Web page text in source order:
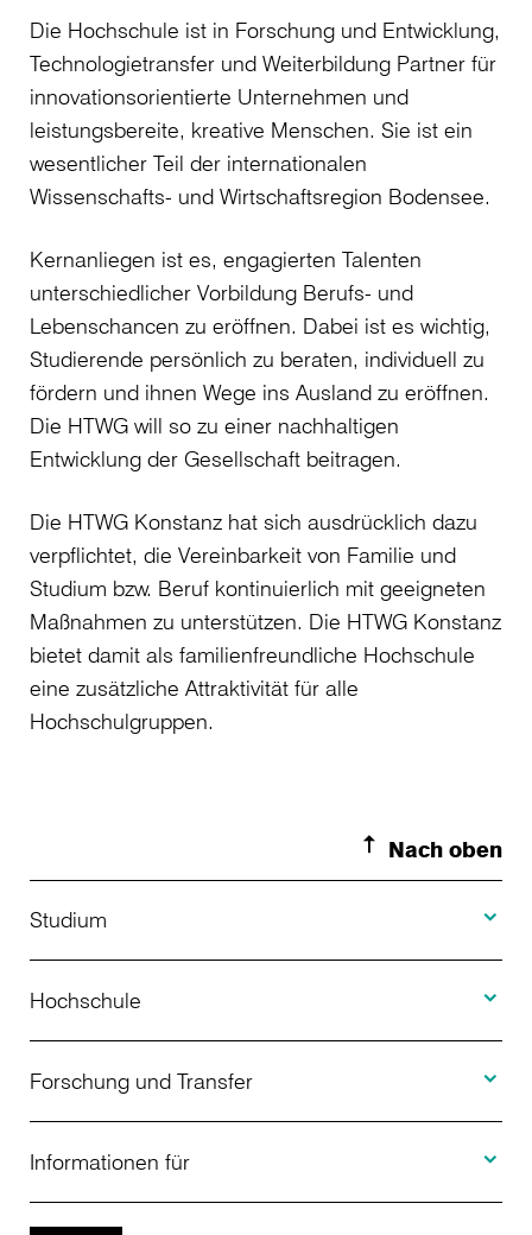
Die Hochschule ist in Forschung und Entwicklung,
Technologietransfer und Weiterbildung Partner für
innovationsorientierte Unternehmen und
leistungsbereite, kreative Menschen. Sie ist ein
wesentlicher Teil der internationalen
Wissenschafts- und Wirtschaftsregion Bodensee.
Kernanliegen ist es, engagierten Talenten
unterschiedlicher Vorbildung Berufs- und
Lebenschancen zu eröffnen. Dabei ist es wichtig,
Studierende persönlich zu beraten, individuell zu
fördern und ihnen Wege ins Ausland zu eröffnen.
Die HTWG will so zu einer nachhaltigen
Entwicklung der Gesellschaft beitragen.
Die HTWG Konstanz hat sich ausdrücklich dazu
verpflichtet, die Vereinbarkeit von Familie und
Studium bzw. Beruf kontinuierlich mit geeigneten
Maßnahmen zu unterstützen. Die HTWG Konstanz
bietet damit als familienfreundliche Hochschule
eine zusätzliche Attraktivität für alle
Hochschulgruppen.
Nach oben
Studium
Studienangebot
Bewerbung
Studienberatung
Hochschule
Über uns
Aktuelles
Forschung und Transfer
Projekte
Informationen für